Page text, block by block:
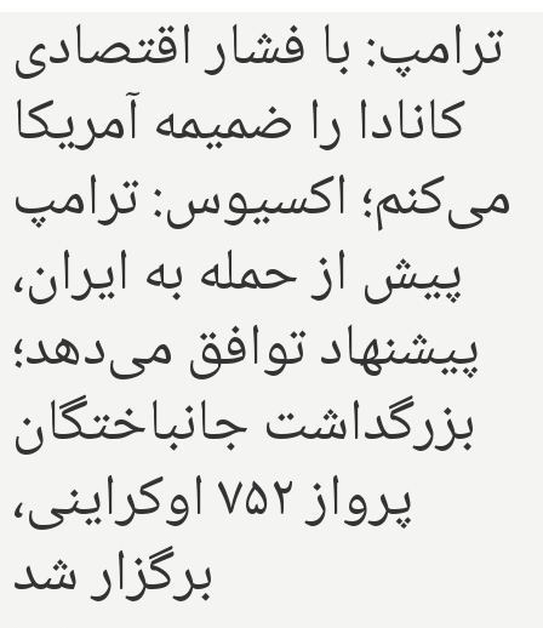
ترامپ: با فشار اقتصادی
کانادا را ضمیمه آمریکا
می‌کنم؛ اکسیوس: ترامپ
پیش از حمله به ایران،
پیشنهاد توافق می‌دهد؛
بزرگداشت جانباختگان
پرواز ۷۵۲ اوکراینی،
برگزار شد